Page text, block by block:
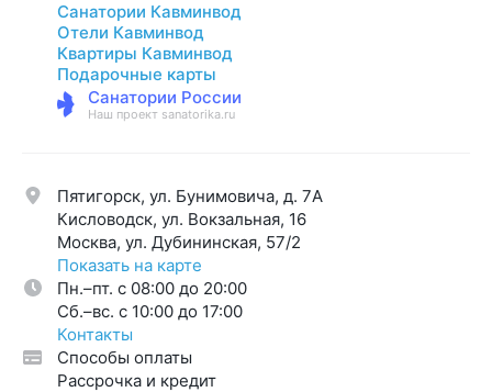
Санатории Кавминвод
Отели Кавминвод
Квартиры Кавминвод
Подарочные карты
Санатории России
Наш проект sanatorika.ru
Пятигорск, ул. Бунимовича, д. 7A
Кисловодск, ул. Вокзальная, 16
Москва, ул. Дубининская, 57/2
Показать на карте
Пн.–пт. с 08:00 до 20:00
Cб.–вс. с 10:00 до 17:00
Контакты
Способы оплаты
Рассрочка и кредит